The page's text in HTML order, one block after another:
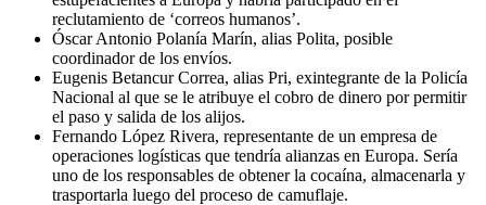
reclutamiento de ‘correos humanos’.
Óscar Antonio Polanía Marín, alias Polita, posible
coordinador de los envíos.
Eugenis Betancur Correa, alias Pri, exintegrante de la Policía
Nacional al que se le atribuye el cobro de dinero por permitir
el paso y salida de los alijos.
Fernando López Rivera, representante de un empresa de
operaciones logísticas que tendría alianzas en Europa. Sería
uno de los responsables de obtener la cocaína, almacenarla y
trasportarla luego del proceso de camuflaje.